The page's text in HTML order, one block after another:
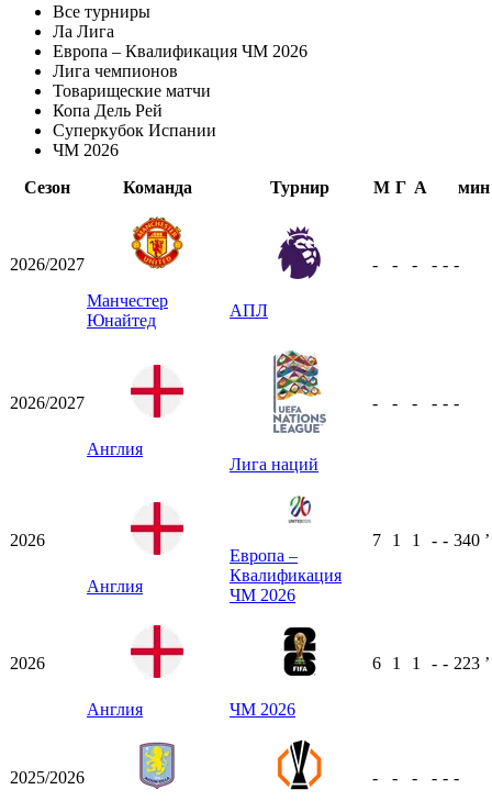
Все турниры
Ла Лига
Европа – Квалификация ЧМ 2026
Лига чемпионов
Товарищеские матчи
Копа Дель Рей
Суперкубок Испании
ЧМ 2026
Сезон
Команда Турнир М Г А мин
2026/2027
Манчестер
Юнайтед
АПЛ
- - - - - -
2026/2027
Англия
Лига наций
- - - - - -
2026
Англия
Европа –
Квалификация
ЧМ 2026
7 1 1 - - 340 ʼ
2026
Англия ЧМ 2026
6 1 1 - - 223 ʼ
2025/2026 - - - - - -